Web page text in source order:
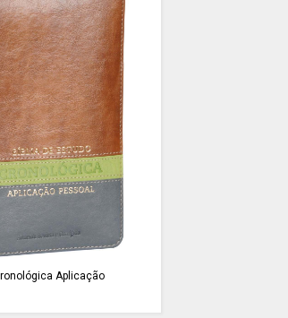
Aplicação